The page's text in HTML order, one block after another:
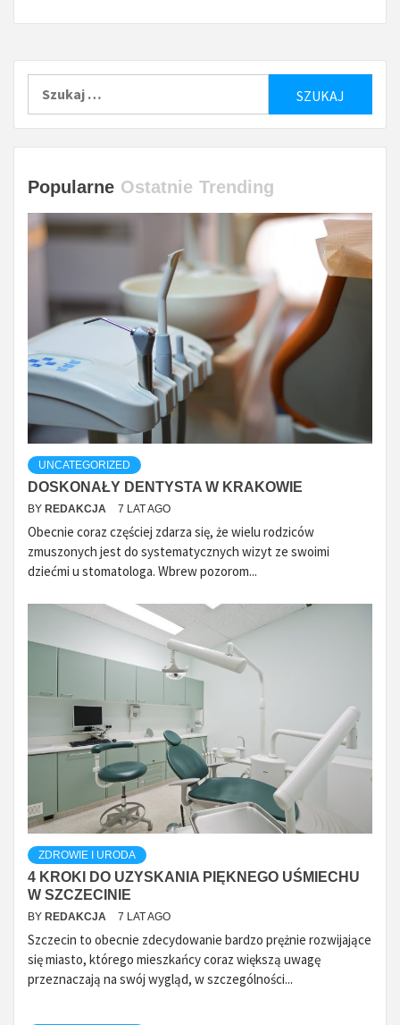
Popularne Ostatnie Trending
UNCATEGORIZED
DOSKONAŁY DENTYSTA W KRAKOWIE
BY REDAKCJA 7 LAT AGO
Obecnie coraz częściej zdarza się, że wielu rodziców
zmuszonych jest do systematycznych wizyt ze swoimi
dziećmi u stomatologa. Wbrew pozorom...
ZDROWIE I URODA
4 KROKI DO UZYSKANIA PIĘKNEGO UŚMIECHU
W SZCZECINIE
BY REDAKCJA 7 LAT AGO
Szczecin to obecnie zdecydowanie bardzo prężnie rozwijające
się miasto, którego mieszkańcy coraz większą uwagę
przeznaczają na swój wygląd, w szczególności...